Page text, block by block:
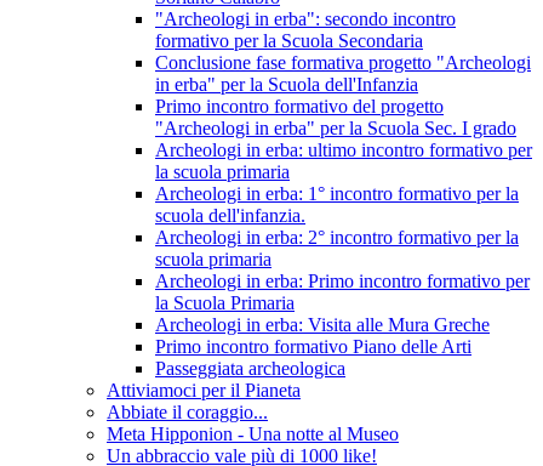
"Archeologi in erba": secondo incontro
formativo per la Scuola Secondaria
Conclusione fase formativa progetto "Archeologi
in erba" per la Scuola dell'Infanzia
Primo incontro formativo del progetto
"Archeologi in erba" per la Scuola Sec. I grado
Archeologi in erba: ultimo incontro formativo per
la scuola primaria
Archeologi in erba: 1° incontro formativo per la
scuola dell'infanzia.
Archeologi in erba: 2° incontro formativo per la
scuola primaria
Archeologi in erba: Primo incontro formativo per
la Scuola Primaria
Archeologi in erba: Visita alle Mura Greche
Primo incontro formativo Piano delle Arti
Passeggiata archeologica
Attiviamoci per il Pianeta
Abbiate il coraggio...
Meta Hipponion - Una notte al Museo
Un abbraccio vale più di 1000 like!